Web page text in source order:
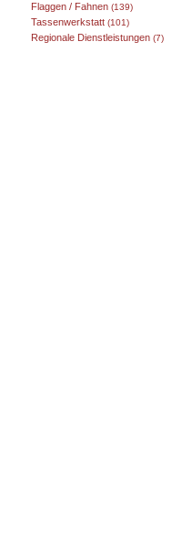
Flaggen / Fahnen (139)
Tassenwerkstatt (101)
Regionale Dienstleistungen (7)